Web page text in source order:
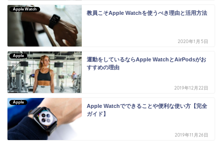
Apple Watch
教員こそApple Watchを使うべき理由と活用方法
2020年1月5日
Apple
運動をしているならApple WatchとAirPodsがお
すすめの理由
2019年12月22日
Apple
Apple Watchでできることや便利な使い方【完全
ガイド】
2019年11月26日